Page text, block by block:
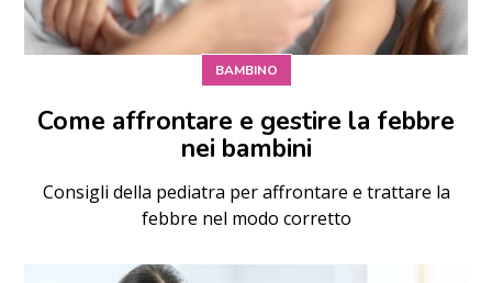
BAMBINO
Come affrontare e gestire la febbre
nei bambini
Consigli della pediatra per affrontare e trattare la
febbre nel modo corretto